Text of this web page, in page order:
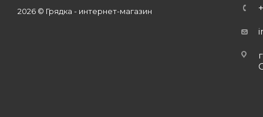
2026 © Грядка - интернет-магазин